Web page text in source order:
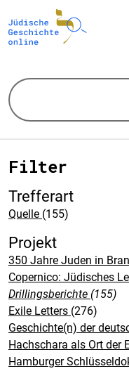
Filter
Trefferart
Quelle (155)
Projekt
350 Jahre Juden in
Copernico: Jüdisches
Drillingsberichte (155)
Exile Letters (276)
Geschichte(n) der
Hachschara als Ort der
Hamburger